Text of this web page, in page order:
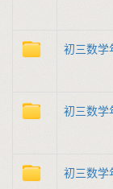
初三数学
初三数学
初三数学